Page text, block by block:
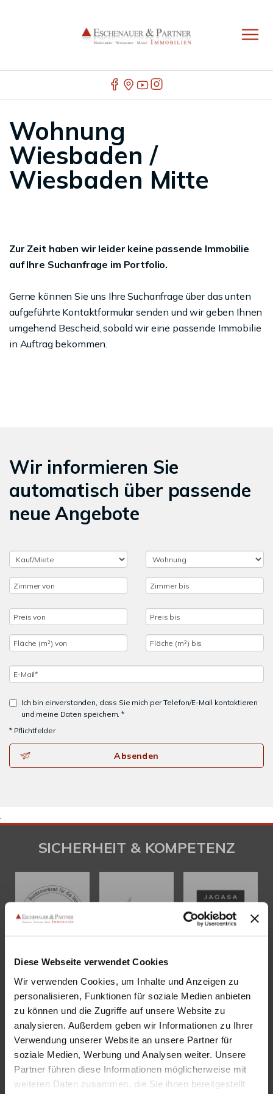
Diese Webseite verwendet Cookies
Wir verwenden Cookies, um Inhalte und Anzeigen zu
personalisieren, Funktionen für soziale Medien anbieten
zu können und die Zugriffe auf unsere Website zu
analysieren. Außerdem geben wir Informationen zu Ihrer
Verwendung unserer Website an unsere Partner für
soziale Medien, Werbung und Analysen weiter. Unsere
Partner führen diese Informationen möglicherweise mit
weiteren Daten zusammen, die Sie ihnen bereitgestellt
Wohnung
Wiesbaden /
Wiesbaden Mitte
Zur Zeit haben wir leider keine passende Immobilie
auf Ihre Suchanfrage im Portfolio.
Gerne können Sie uns Ihre Suchanfrage über das unten
aufgeführte Kontaktformular senden und wir geben Ihnen
umgehend Bescheid, sobald wir eine passende Immobilie
in Auftrag bekommen.
Wir informieren Sie
automatisch über passende
neue Angebote
Ich bin einverstanden, dass Sie mich per Telefon/E-Mail kontaktieren
und meine Daten speichern. *
* Pflichtfelder
Absenden
.
SICHERHEIT & KOMPETENZ
KONTAKT
Eschenauer & Partner Immobilien
Immobilienmakler HEIDELBERG
Immobilien Heidelberg
Akademiestraße 1, 69117 Heidelberg